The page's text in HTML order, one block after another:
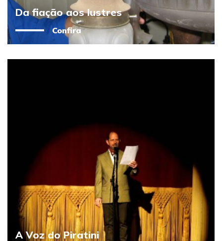
Da fiação aos lustres
Confira
A Voz do Piratini